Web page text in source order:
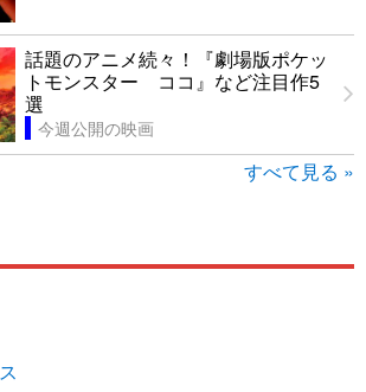
話題のアニメ続々！『劇場版ポケッ
トモンスター ココ』など注目作5
選
今週公開の映画
すべて見る »